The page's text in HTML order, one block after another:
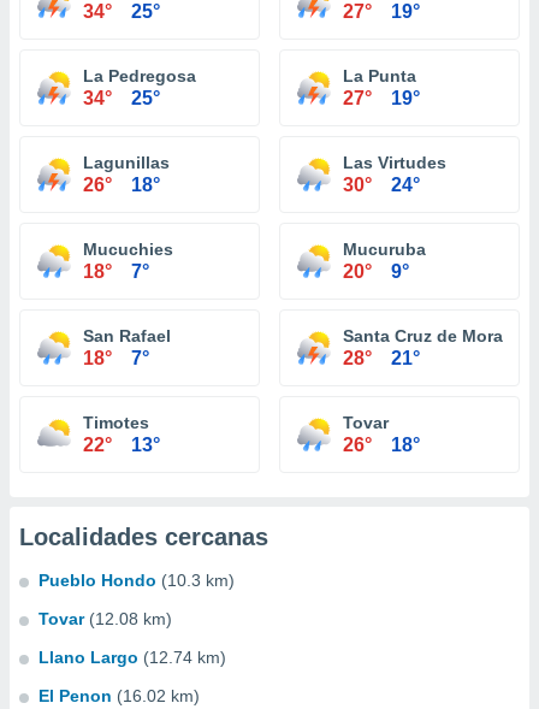
34° 25° 27° 19°
La Pedregosa
34° 25°
La Punta
27° 19°
Lagunillas
26° 18°
Las Virtudes
30° 24°
Mucuchies
18° 7°
Mucuruba
20° 9°
San Rafael
18° 7°
Santa Cruz de Mora
28° 21°
Timotes
22° 13°
Tovar
26° 18°
Localidades cercanas
Pueblo Hondo (10.3 km)
Tovar (12.08 km)
Llano Largo (12.74 km)
El Penon (16.02 km)